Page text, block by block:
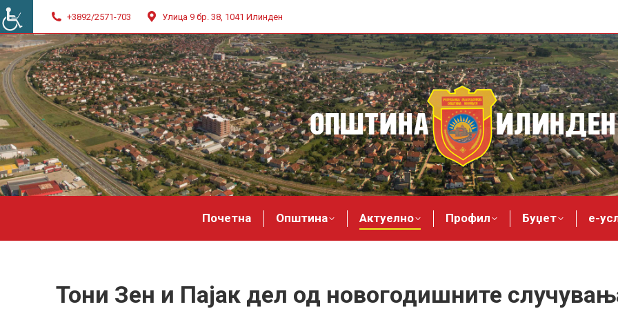
+3892/2571-703 Улица 9 бр. 38, 1041 Илинден
Почетна Општина Актуелно Профил Буџет е-
Тони Зен и Пајак дел од новогодишните